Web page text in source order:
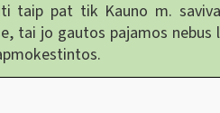
taip pat tik Kauno m.
tai jo gautos pajamos